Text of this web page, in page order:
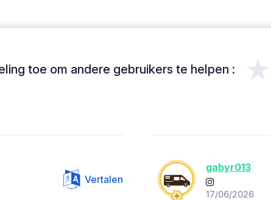
toe om andere gebruikers te helpen :
Vertalen
gabyr013
17/06/2026